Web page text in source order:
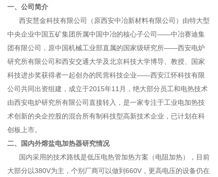
一、公司简介
西安慧金科技有限公司（原西安中冶新材料有限公司）由特大型
中央企业中国五矿集团所属中国中冶的核心子公司——中冶赛迪集
团有限公司，原中国机械工业部直属的国家级研究所——西安电炉
研究所有限公司和西安交通大学及北京科技大学博导、教授、国家
科技进步奖获得者一起创办的民营科技企业——西安江怀科技有限
公司共同出资组建，成立于2015年11月，绝大部分员工和电热技术
由西安电炉研究所有限公司直接转入，是一家专注于工业电加热技
术创新的央企控股的混合所有制科技型高新技术企业，已计划在科
创板上市。
二、国内外熔盐电加热器研究情况
国内采用的技术路线是低压电热管加热方案（电阻加热），目前
大部分以380V为主，个别厂商可以做到660V，更高电压的设备仍在